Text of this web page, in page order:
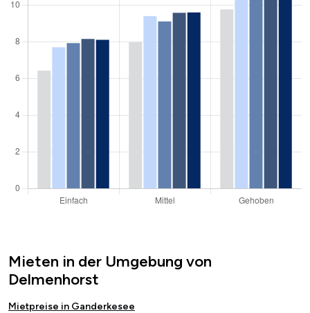
Mieten in der Umgebung von
Delmenhorst
Mietpreise in Ganderkesee